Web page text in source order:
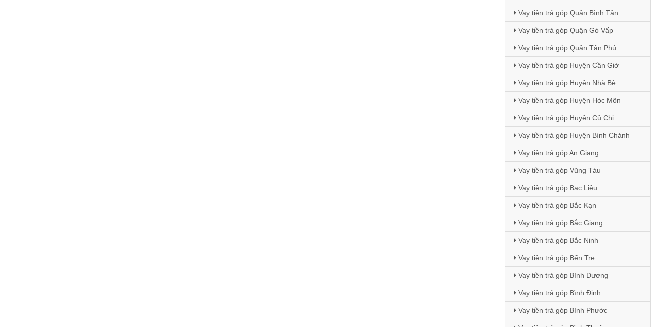
Vay tiền trả góp Quận Bình Tân
Vay tiền trả góp Quận Gò Vấp
Vay tiền trả góp Quận Tân Phú
Vay tiền trả góp Huyện Cần Giờ
Vay tiền trả góp Huyện Nhà Bè
Vay tiền trả góp Huyện Hóc Môn
Vay tiền trả góp Huyện Củ Chi
Vay tiền trả góp Huyện Bình Chánh
Vay tiền trả góp An Giang
Vay tiền trả góp Vũng Tàu
Vay tiền trả góp Bạc Liêu
Vay tiền trả góp Bắc Kạn
Vay tiền trả góp Bắc Giang
Vay tiền trả góp Bắc Ninh
Vay tiền trả góp Bến Tre
Vay tiền trả góp Bình Dương
Vay tiền trả góp Bình Định
Vay tiền trả góp Bình Phước